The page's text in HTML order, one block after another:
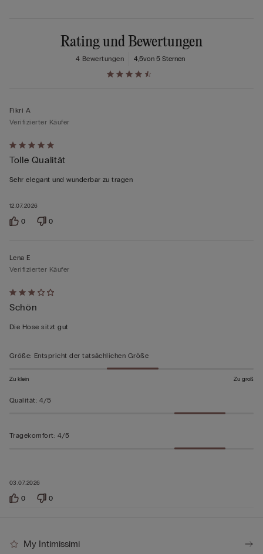
Rating und Bewertungen
4,5von 5 Sternen
4 Bewertungen
Mit
5
von
bewertet
12.07.2026
Fikri A
Verifizierter Käufer
Tolle Qualität
Sehr elegant und wunderbar zu tragen
0 0
Mit
3
von
bewertet
03.07.2026
Lena E
Verifizierter Käufer
Schön
Die Hose sitzt gut
Größe: Entspricht der tatsächlichen Größe
Zu klein Zu groß
Qualität: 4/5
Tragekomfort: 4/5
0 0
My Intimissimi